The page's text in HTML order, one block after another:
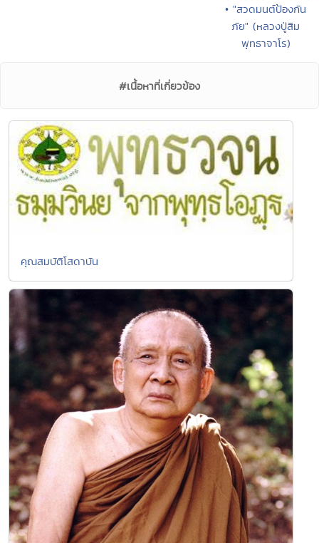
• "สวดมนต์ป้องกัน
ภัย" (หลวงปู่สิม
พุทธาจาโร)
#เนื้อหาที่เกี่ยวข้อง
คุณสมบัติโสดาบัน